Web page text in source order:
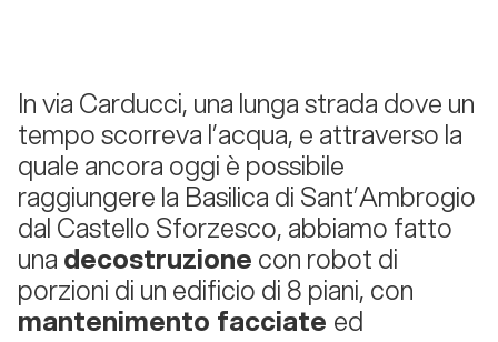
In via Carducci, una lunga strada dove un
tempo scorreva l’acqua, e attraverso la
quale ancora oggi è possibile
raggiungere la Basilica di Sant’Ambrogio
dal Castello Sforzesco, abbiamo fatto
una decostruzione con robot di
porzioni di un edificio di 8 piani, con
mantenimento facciate ed